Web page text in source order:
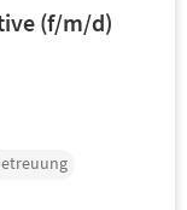
(f/m/d)